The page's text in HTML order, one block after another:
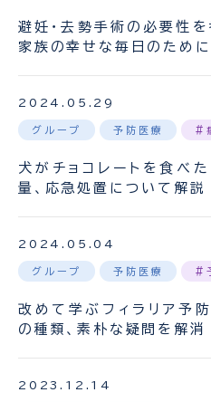
避妊・去勢手術の必要性
家族の幸せな毎日のために
2024.05.29
グループ 予防医療 #
犬がチョコレートを食べ
量、応急処置について解説
2024.05.04
グループ 予防医療 #
改めて学ぶフィラリア予
の種類、素朴な疑問を解消
2023.12.14